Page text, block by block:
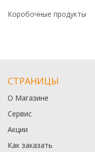
Коробочные продукты
СТРАНИЦЫ
О Магазине
Сервис
Акции
Как заказать